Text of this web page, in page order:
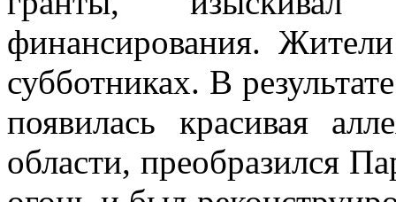
финансирования.
субботниках. В
появилась красивая
области, преобразился